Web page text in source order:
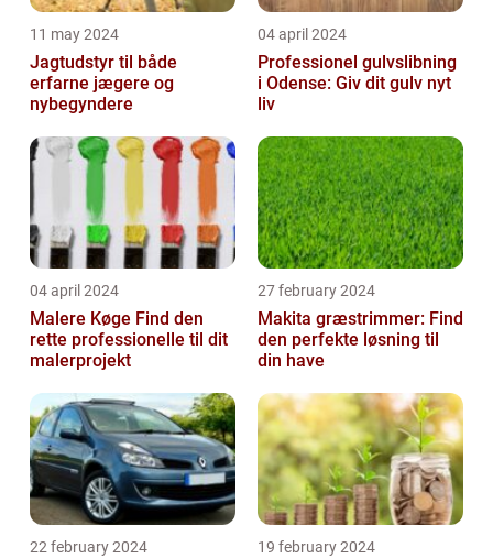
11 may 2024
Jagtudstyr til både
erfarne jægere og
nybegyndere
04 april 2024
Professionel gulvslibning
i Odense: Giv dit gulv nyt
liv
04 april 2024
Malere Køge Find den
rette professionelle til dit
malerprojekt
27 february 2024
Makita græstrimmer: Find
den perfekte løsning til
din have
22 february 2024 19 february 2024